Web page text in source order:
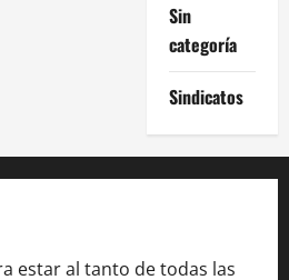
Sin
categoría
Sindicatos
estar al tanto de todas las